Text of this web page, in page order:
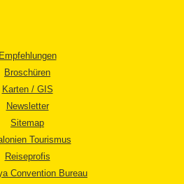
Empfehlungen
Broschüren
Karten / GIS
Newsletter
Sitemap
Tourismus
Reiseprofis
Convention Bureau